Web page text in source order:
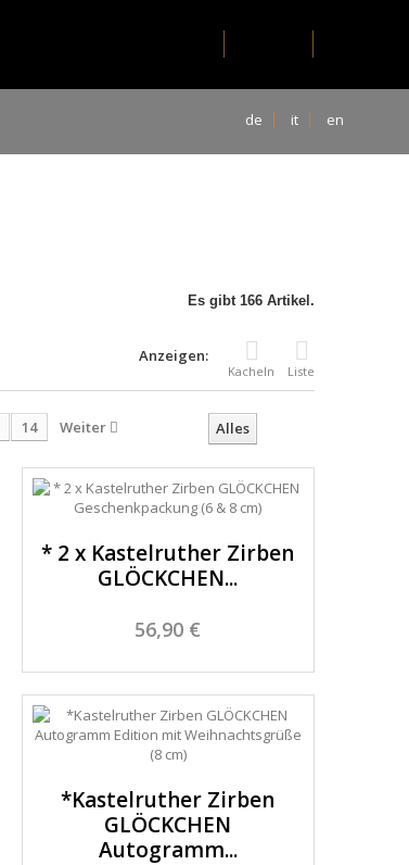
de it en
Es gibt 166 Artikel.
Anzeigen:
Kacheln Liste
Alles
14 Weiter
* 2 x Kastelruther Zirben
GLÖCKCHEN...
56,90 €
*Kastelruther Zirben
GLÖCKCHEN
Autogramm...